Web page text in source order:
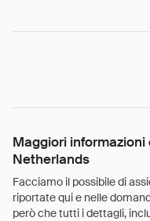
Maggiori
Netherlands
Facciamo il possibile di
riportate qui e nelle
però che tutti i dettagli,